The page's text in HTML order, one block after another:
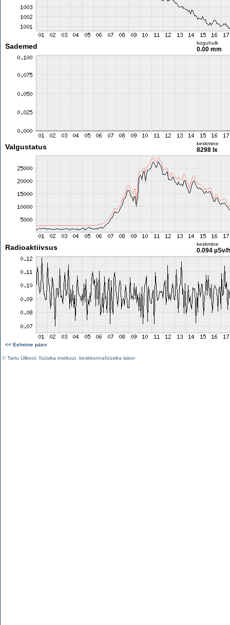
Sademed koguhulk
0.00 mm
Valgustatus keskmine
8298 lx
Radioaktiivsus keskmine
0.094 µSv/h
<< Eelmine päev
©Tartu Ülikool füüsika instituut keskkonnafüüsika labor